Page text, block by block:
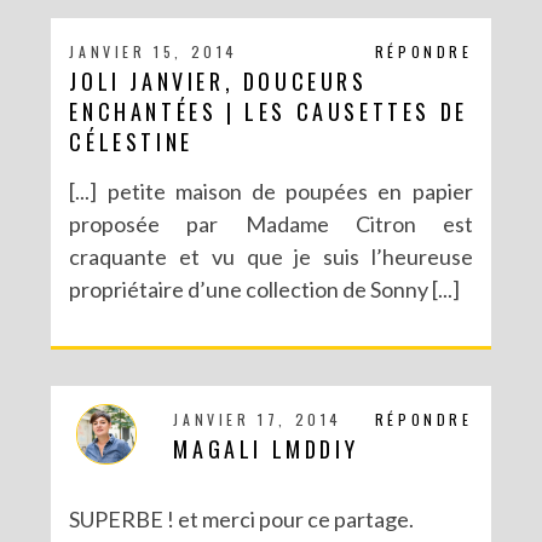
RÉPONDRE
JANVIER 15, 2014
JOLI JANVIER, DOUCEURS
ENCHANTÉES | LES CAUSETTES DE
CÉLESTINE
[...] petite maison de poupées en papier
proposée par Madame Citron est
craquante et vu que je suis l’heureuse
propriétaire d’une collection de Sonny [...]
RÉPONDRE
JANVIER 17, 2014
MAGALI LMDDIY
SUPERBE ! et merci pour ce partage.